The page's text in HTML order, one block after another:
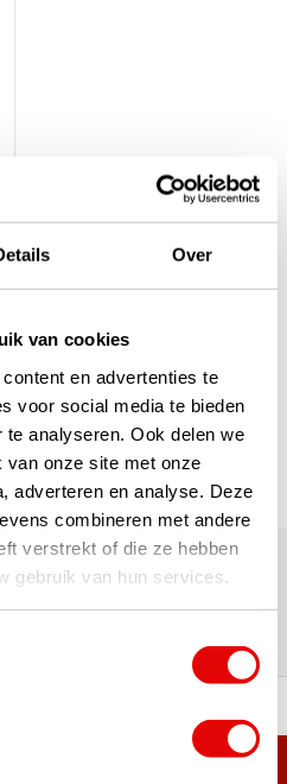
Over
van cookies
en advertenties te
voor social media te bieden
analyseren. Ook delen we
van onze site met onze
adverteren en analyse. Deze
combineren met andere
verstrekt of die ze hebben
gebruik van hun services.
1 van 1
1
| Trusted Shops, TrustPilot,
aan het